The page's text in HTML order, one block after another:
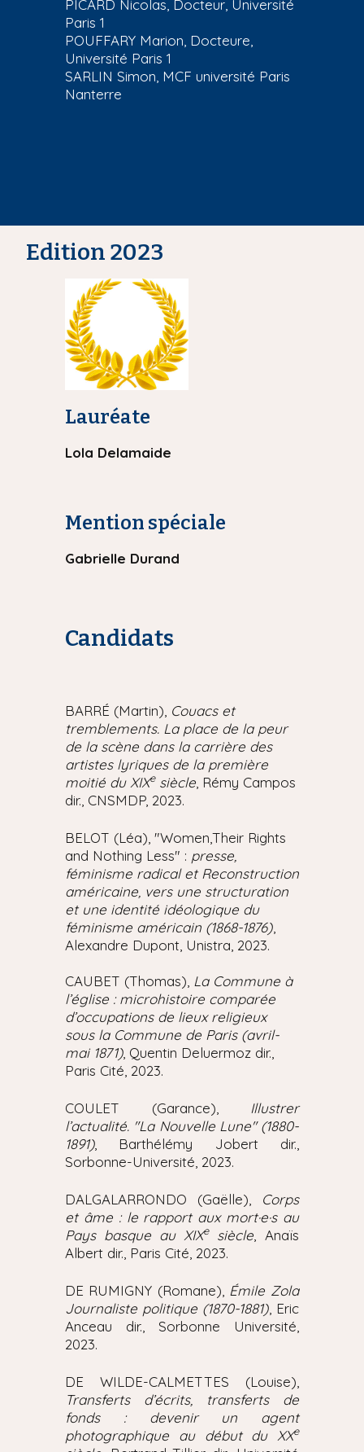
PICARD Nicolas, Docteur, Université
Paris 1
POUFFARY Marion, Docteure,
Université Paris 1
SARLIN Simon, MCF université Paris
Nanterre
Edition 2023
Lauréate
Lola Delamaide
Mention spéciale
Gabrielle Durand
Candidats
BARRÉ (Martin), Couacs et
tremblements. La place de la peur
de la scène dans la carrière des
artistes lyriques de la première
moitié du XIXesiècle , Rémy Campos
dir., CNSMDP, 2023.
BELOT (Léa), "Women,Their Rights
and Nothing Less" : presse,
féminisme radical et Reconstruction
américaine, vers une structuration
et une identité idéologique du
féminisme américain (1868-1876)
Alexandre Dupont, Unistra, 2023.
CAUBET (Thomas), La Commune à
l’église : microhistoire comparée
d’occupations de lieux religieux
sous la Commune de Paris (avril-
mai 1871), Quentin Deluermoz dir.,
Paris Cité, 2023.
COULET (Garance), Illustrer
l’actualité. "La Nouvelle Lune" (1880-
1891), Barthélémy Jobert dir.,
Sorbonne-Université, 2023.
DALGALARRONDO (Gaëlle), Corps
et âme : le rapport aux mort·e·s au
Pays basque au XIXesiècle , Anaïs
Albert dir., Paris Cité, 2023.
DE RUMIGNY (Romane), Émile Zola
Journaliste politique (1870-1881) , Eric
Anceau dir., Sorbonne Université,
2023.
DE WILDE-CALMETTES (Louise),
Transferts d’écrits, transferts de
fonds : devenir un agent
photographique au début du XXe